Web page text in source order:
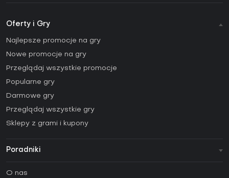
Oferty i Gry
Najlepsze promocje na gry
Nowe promocje na gry
Przeglądaj wszystkie promocje
Popularne gry
Darmowe gry
Przeglądaj wszystkie gry
Sklepy z grami i kupony
Poradniki
O nas